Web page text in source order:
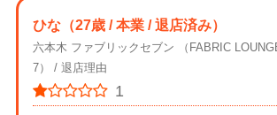
ひな （27歳 / 本業 / 退店済み）
六本木 ファブリックセブン （FABRIC
7）
退店理由
1